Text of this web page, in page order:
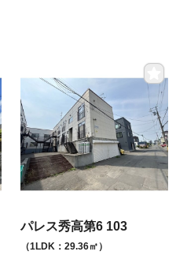
パレス秀高第6 103
（1LDK：29.36㎡）